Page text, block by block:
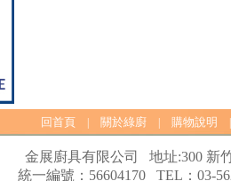
回首頁 關於綠廚 購物說明
金展廚具有限公司 地址:300 新
統一編號：56604170 TEL：03-